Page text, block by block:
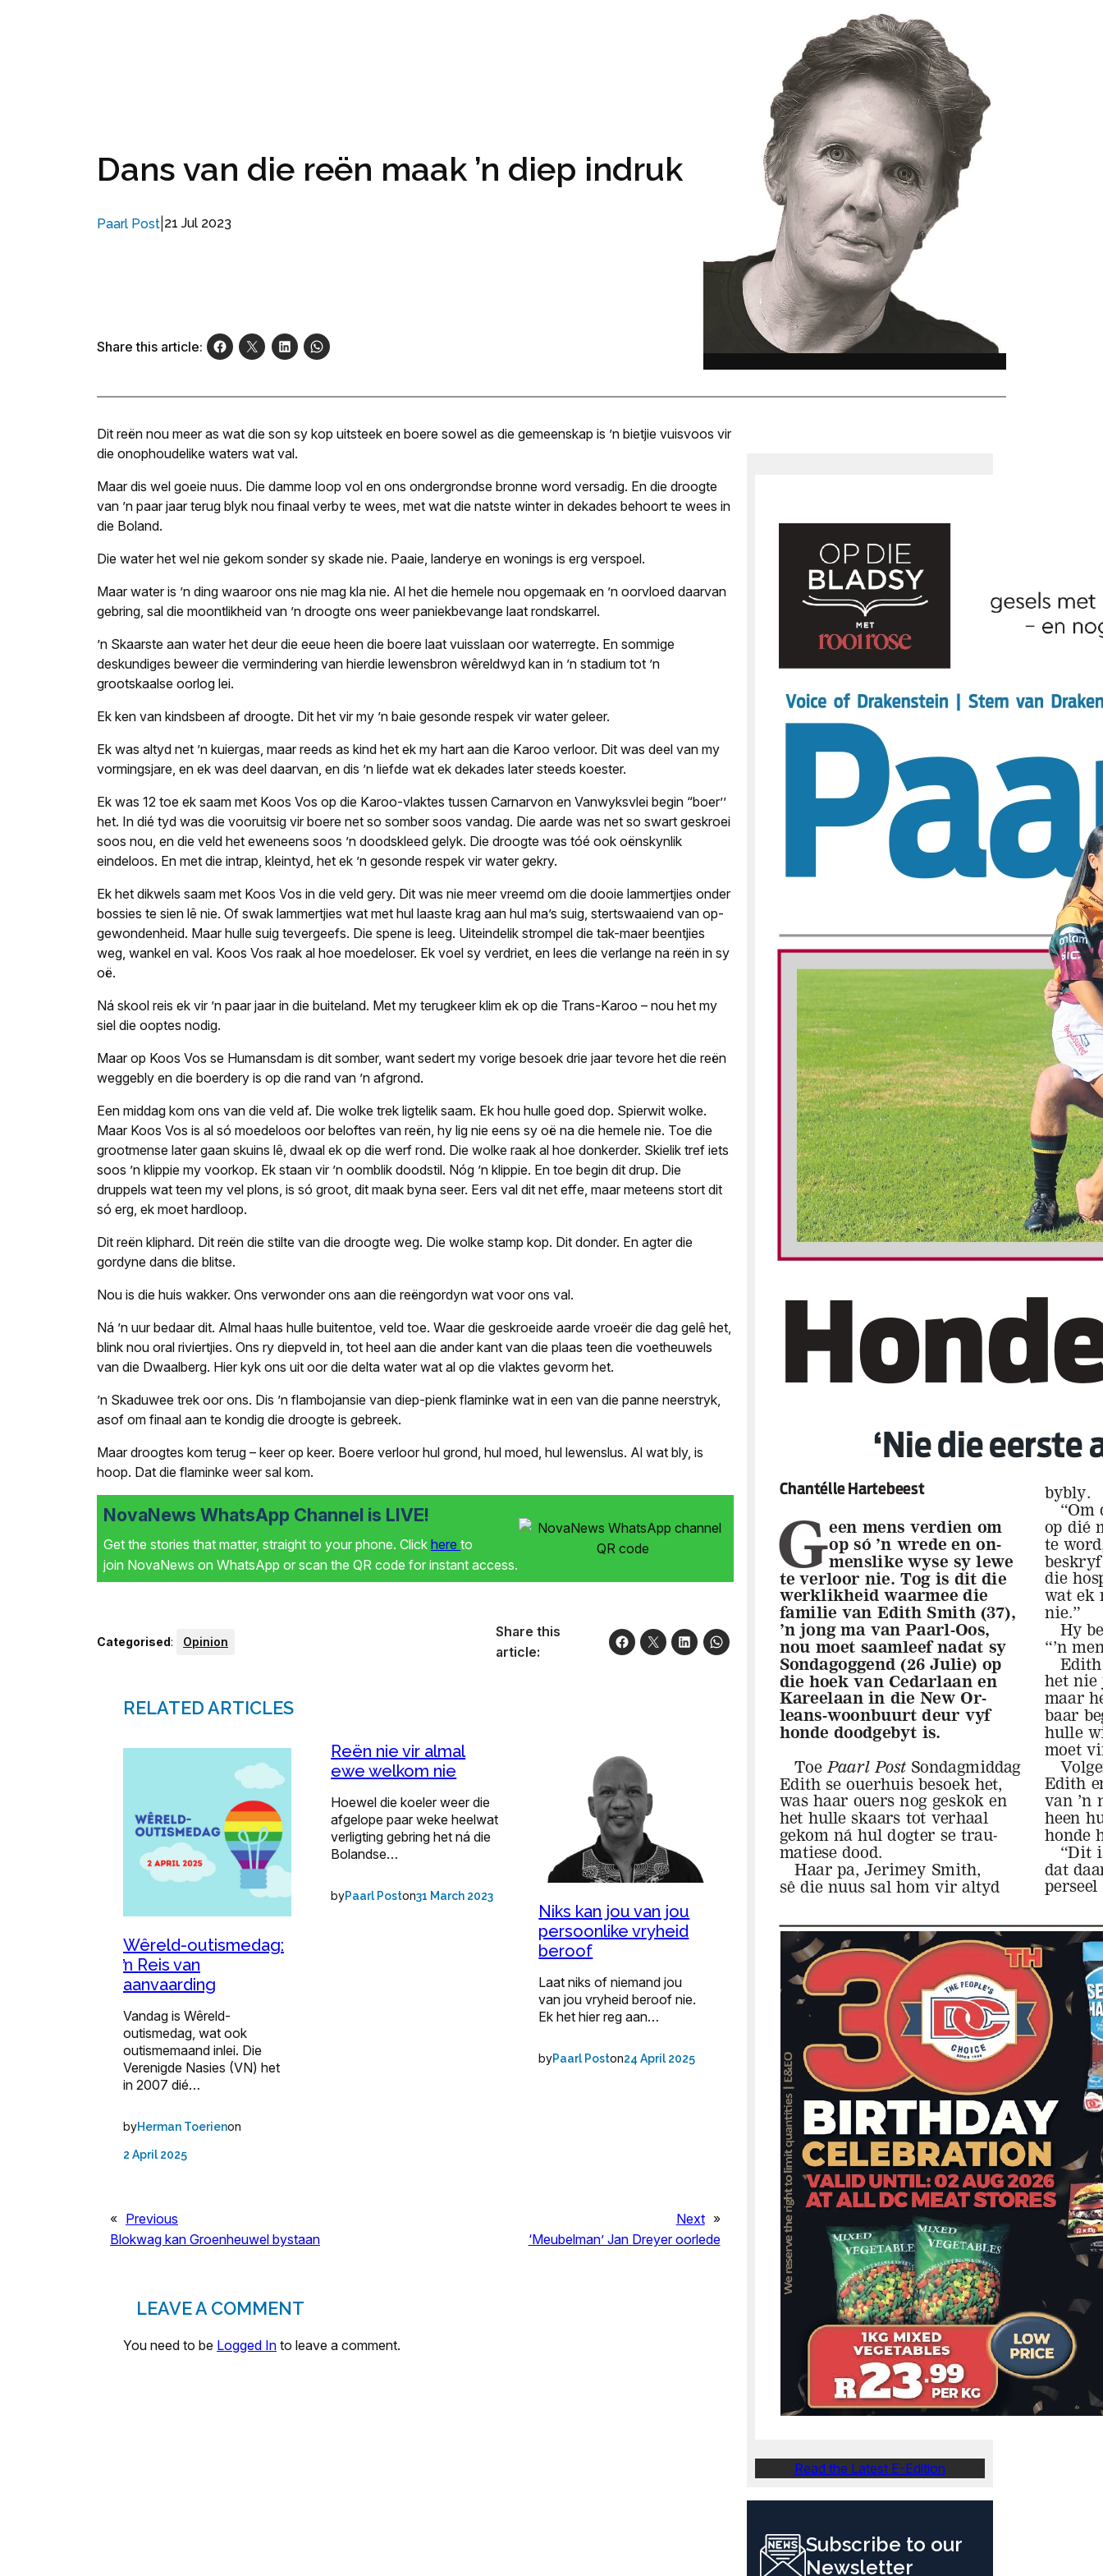
Dans van die reën maak ’n diep indruk
Paarl Post 21 Jul 2023
Share this article:
Dit reën nou meer as wat die son sy kop uitsteek en boere sowel as die gemeenskap is ’n bietjie vuisvoos vir
die onophoudelike waters wat val.
Maar dis wel goeie nuus. Die damme loop vol en ons ondergrondse bronne word versadig. En die droogte
van ’n paar jaar terug blyk nou finaal verby te wees, met wat die natste winter in dekades behoort te wees in
die Boland.
Die water het wel nie gekom sonder sy skade nie. Paaie, landerye en wonings is erg verspoel.
Maar water is ’n ding waaroor ons nie mag kla nie. Al het die hemele nou opgemaak en ’n oorvloed daarvan
gebring, sal die moontlikheid van ’n droogte ons weer paniekbevange laat rondskarrel.
’n Skaarste aan water het deur die eeue heen die boere laat vuisslaan oor waterregte. En sommige
deskundiges beweer die vermindering van hierdie lewensbron wêreldwyd kan in ’n stadium tot ’n
grootskaalse oorlog lei.
Ek ken van kindsbeen af droogte. Dit het vir my ’n baie gesonde respek vir water geleer.
Ek was altyd net ’n kuiergas, maar reeds as kind het ek my hart aan die Karoo verloor. Dit was deel van my
vormingsjare, en ek was deel daarvan, en dis ’n liefde wat ek dekades later steeds koester.
Ek was 12 toe ek saam met Koos Vos op die Karoo-vlaktes tussen Carnarvon en Vanwyksvlei begin “boer’’
het. In dié tyd was die vooruitsig vir boere net so somber soos vandag. Die aarde was net so swart geskroei
soos nou, en die veld het eweneens soos ’n doodskleed gelyk. Die droogte was tóé ook oënskynlik
eindeloos. En met die intrap, kleintyd, het ek ’n gesonde respek vir water gekry.
Ek het dikwels saam met Koos Vos in die veld gery. Dit was nie meer vreemd om die dooie lammertjies onder
bossies te sien lê nie. Of swak lammertjies wat met hul laaste krag aan hul ma’s suig, stertswaaiend van op­
gewondenheid. Maar hulle suig te­vergeefs. Die spene is leeg. Uiteindelik strompel die tak-maer beentjies
weg, wankel en val. Koos Vos raak al hoe moedeloser. Ek voel sy verdriet, en lees die verlange na reën in sy
oë.
Ná skool reis ek vir ’n paar jaar in die buiteland. Met my terugkeer klim ek op die Trans-Karoo – nou het my
siel die ooptes nodig.
Maar op Koos Vos se Humansdam is dit somber, want sedert my vorige besoek drie jaar tevore het die reën
weggebly en die boerdery is op die rand van ’n afgrond.
Een middag kom ons van die veld af. Die wolke trek ligtelik saam. Ek hou hulle goed dop. Spierwit wolke.
Maar Koos Vos is al só moedeloos oor beloftes van reën, hy lig nie eens sy oë na die hemele nie. Toe die
grootmense later gaan skuins lê, dwaal ek op die werf rond. Die wolke raak al hoe donkerder. Skielik tref iets
soos ’n klippie my voorkop. Ek staan vir ’n oomblik doodstil. Nóg ’n klippie. En toe begin dit drup. Die
druppels wat teen my vel plons, is só groot, dit maak byna seer. Eers val dit net effe, maar meteens stort dit
só erg, ek moet hardloop.
Dit reën kliphard. Dit reën die stilte van die droogte weg. Die wolke stamp kop. Dit donder. En agter die
gordyne dans die blitse.
Nou is die huis wakker. Ons verwonder ons aan die reëngordyn wat voor ons val.
Ná ’n uur bedaar dit. Almal haas hulle buitentoe, veld toe. Waar die geskroeide aarde vroeër die dag gelê het,
blink nou oral riviertjies. Ons ry diepveld in, tot heel aan die ander kant van die plaas teen die voetheuwels
van die Dwaalberg. Hier kyk ons uit oor die delta water wat al op die vlaktes gevorm het.
’n Skaduwee trek oor ons. Dis ’n flambojansie van diep-pienk flaminke wat in een van die panne neerstryk,
asof om finaal aan te kondig die droogte is gebreek.
Maar droogtes kom terug – keer op keer. Boere verloor hul grond, hul moed, hul lewenslus. Al wat bly, is
hoop. Dat die flaminke weer sal kom.
NovaNews WhatsApp Channel is LIVE!
Get the stories that matter, straight to your phone. Click here to
join NovaNews on WhatsApp or scan the QR code for instant access.
Categorised: Opinion
Share this
article:
RELATED ARTICLES
Wêreld-outismedag:
ŉ Reis van
aanvaarding
Vandag is Wêreld-
outismedag, wat ook
outismemaand inlei. Die
Verenigde Nasies (VN) het
in 2007 dié…
byHerman Toerienon
2 April 2025
Reën nie vir almal
ewe welkom nie
Hoewel die koeler weer die
afgelope paar weke heelwat
verligting gebring het ná die
Bolandse…
byPaarl Poston31 March 2023
Niks kan jou van jou
persoonlike vryheid
beroof
Laat niks of niemand jou
van jou vryheid beroof nie.
Ek het hier reg aan…
byPaarl Poston24 April 2025
« Previous
Blokwag kan Groenheuwel bystaan
Next »
‘Meubelman’ Jan Dreyer oorlede
LEAVE A COMMENT
You need to be Logged In to leave a comment.
Read the Latest E-Edition
Subscribe to our
Newsletter